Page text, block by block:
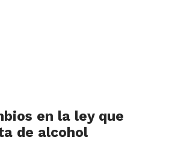
en la ley que
de alcohol